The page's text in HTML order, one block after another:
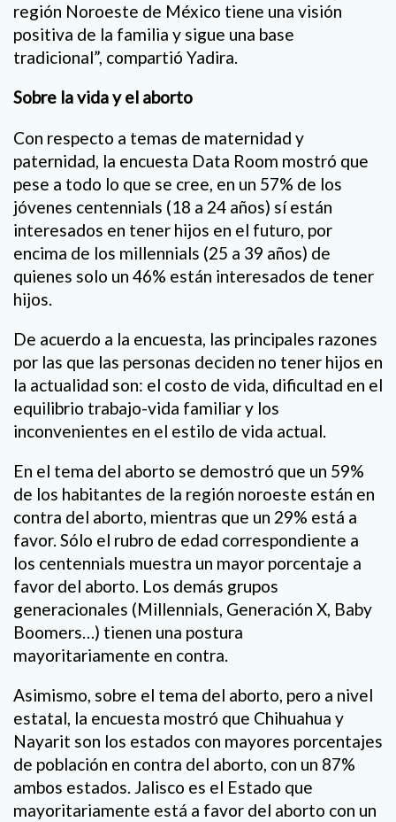
región Noroeste de México tiene una visión
positiva de la familia y sigue una base
tradicional”, compartió Yadira.
Sobre la vida y el aborto
Con respecto a temas de maternidad y
paternidad, la encuesta Data Room mostró que
pese a todo lo que se cree, en un 57% de los
jóvenes centennials (18 a 24 años) sí están
interesados en tener hijos en el futuro, por
encima de los millennials (25 a 39 años) de
quienes solo un 46% están interesados de tener
hijos.
De acuerdo a la encuesta, las principales razones
por las que las personas deciden no tener hijos en
la actualidad son: el costo de vida, dificultad en el
equilibrio trabajo-vida familiar y los
inconvenientes en el estilo de vida actual.
En el tema del aborto se demostró que un 59%
de los habitantes de la región noroeste están en
contra del aborto, mientras que un 29% está a
favor. Sólo el rubro de edad correspondiente a
los centennials muestra un mayor porcentaje a
favor del aborto. Los demás grupos
generacionales (Millennials, Generación X, Baby
Boomers…) tienen una postura
mayoritariamente en contra.
Asimismo, sobre el tema del aborto, pero a nivel
estatal, la encuesta mostró que Chihuahua y
Nayarit son los estados con mayores porcentajes
de población en contra del aborto, con un 87%
ambos estados. Jalisco es el Estado que
mayoritariamente está a favor del aborto con un